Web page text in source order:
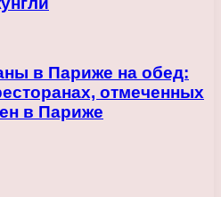
в Париже на обед:
отмеченных
в Париже